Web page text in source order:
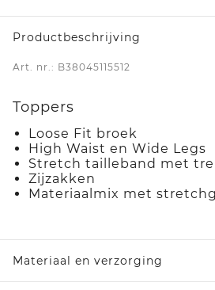
Productbeschrijving
Art. nr.: B38045115512
Toppers
Loose Fit broek
High Waist en Wide Legs
Stretch tailleband met
Zijzakken
Materiaalmix met
Materiaal en verzorging